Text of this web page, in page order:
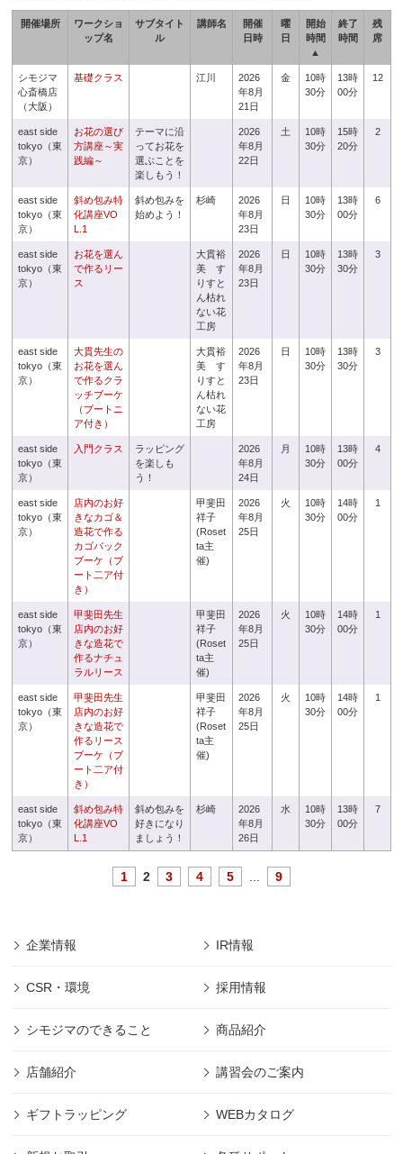
開催場所
ワークショ
ップ名
サブタイト
ル
講師名
開催
日時
曜
日
開始
時間
▲
終了
時間
残
席
シモジマ
心斎橋店
（大阪）
基礎クラス 江川
2026
年8月
21日
金
10時
30分
13時
00分
12
east side
tokyo（東
京）
お花の選び
方講座～実
践編～
テーマに沿
ってお花を
選ぶことを
楽しもう！
2026
年8月
22日
土
10時
30分
15時
20分
2
east side
tokyo（東
京）
斜め包み特
化講座VO
L.1
斜め包みを
始めよう！
杉崎
2026
年8月
23日
日
10時
30分
13時
00分
6
east side
tokyo（東
京）
お花を選ん
で作るリー
ス
大貫裕
美 す
りすと
ん枯れ
ない花
工房
2026
年8月
23日
日
10時
30分
13時
30分
3
east side
tokyo（東
京）
大貫先生の
お花を選ん
で作るクラ
ッチブーケ
（ブートニ
ア付き）
大貫裕
美 す
りすと
ん枯れ
ない花
工房
2026
年8月
23日
日
10時
30分
13時
30分
3
east side
tokyo（東
京）
入門クラス
ラッピング
を楽しも
う！
2026
年8月
24日
月
10時
30分
13時
00分
4
east side
tokyo（東
京）
店内のお好
きなカゴ＆
造花で作る
カゴバック
ブーケ（ブ
ート二ア付
き）
甲斐田
祥子
(Roset
ta主
催)
2026
年8月
25日
火
10時
30分
14時
00分
1
east side
tokyo（東
京）
甲斐田先生
店内のお好
きな造花で
作るナチュ
ラルリース
甲斐田
祥子
(Roset
ta主
催)
2026
年8月
25日
火
10時
30分
14時
00分
1
east side
tokyo（東
京）
甲斐田先生
店内のお好
きな造花で
作るリース
ブーケ（ブ
ート二ア付
き）
甲斐田
祥子
(Roset
ta主
催)
2026
年8月
25日
火
10時
30分
14時
00分
1
east side
tokyo（東
京）
斜め包み特
化講座VO
L.1
斜め包みを
好きになり
ましょう！
杉崎
2026
年8月
26日
水
10時
30分
13時
00分
7
1 2 3 4 5 9
企業情報 IR情報
CSR・環境 採用情報
シモジマのできること 商品紹介
店舗紹介 講習会のご案内
ギフトラッピング WEBカタログ